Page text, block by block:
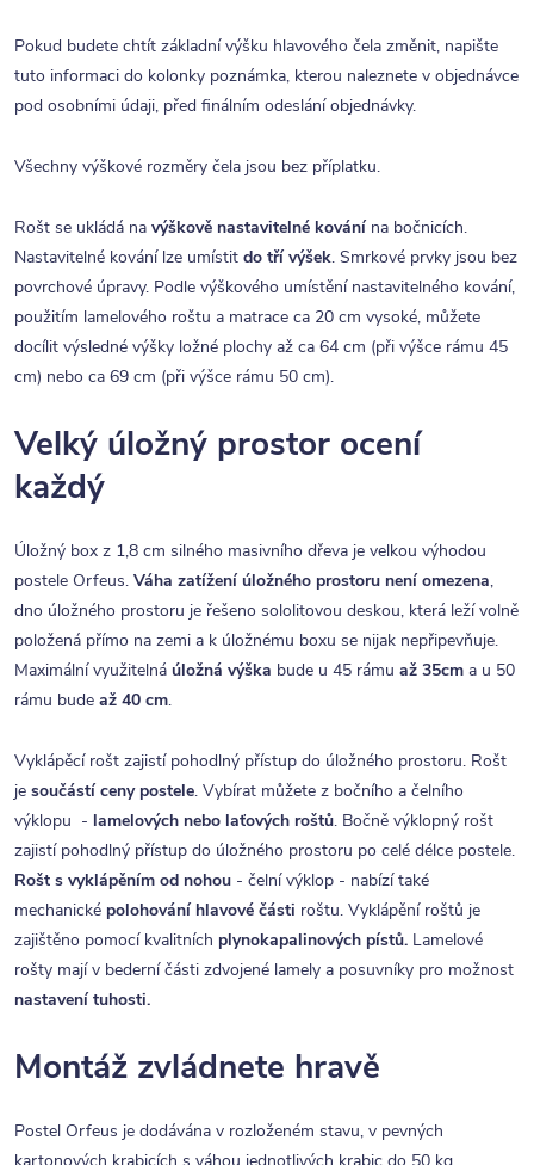
Pokud budete chtít základní výšku hlavového čela změnit, napište
tuto informaci do kolonky poznámka, kterou naleznete v objednávce
pod osobními údaji, před finálním odeslání objednávky.
Všechny výškové rozměry čela jsou bez příplatku.
Rošt se ukládá na výškově nastavitelné kování na bočnicích.
Nastavitelné kování lze umístit do tří výšek. Smrkové prvky jsou bez
povrchové úpravy. Podle výškového umístění nastavitelného kování,
použitím lamelového roštu a matrace ca 20 cm vysoké, můžete
docílit výsledné výšky ložné plochy až ca 64 cm (při výšce rámu 45
cm) nebo ca 69 cm (při výšce rámu 50 cm).
Velký úložný prostor ocení
každý
Úložný box z 1,8 cm silného masivního dřeva je velkou výhodou
postele Orfeus. Váha zatížení úložného prostoru není omezena,
dno úložného prostoru je řešeno sololitovou deskou, která leží volně
položená přímo na zemi a k úložnému boxu se nijak nepřipevňuje.
Maximální využitelná úložná výška bude u 45 rámu až 35cm a u 50
rámu bude až 40 cm.
Vyklápěcí rošt zajistí pohodlný přístup do úložného prostoru. Rošt
je součástí ceny postele. Vybírat můžete z bočního a čelního
výklopu - lamelových nebo laťových roštů. Bočně výklopný rošt
zajistí pohodlný přístup do úložného prostoru po celé délce postele.
Rošt s vyklápěním od nohou - čelní výklop - nabízí také
mechanické polohování hlavové části roštu. Vyklápění roštů je
zajištěno pomocí kvalitních plynokapalinových pístů. Lamelové
rošty mají v bederní části zdvojené lamely a posuvníky pro možnost
nastavení tuhosti.
Montáž zvládnete hravě
Postel Orfeus je dodávána v rozloženém stavu, v pevných